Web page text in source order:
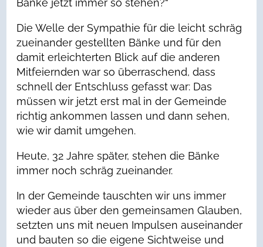
Bänke jetzt immer so stehen?“
Die Welle der Sympathie für die leicht schräg
zueinander gestellten Bänke und für den
damit erleichterten Blick auf die anderen
Mitfeiernden war so überraschend, dass
schnell der Entschluss gefasst war: Das
müssen wir jetzt erst mal in der Gemeinde
richtig ankommen lassen und dann sehen,
wie wir damit umgehen.
Heute, 32 Jahre später, stehen die Bänke
immer noch schräg zueinander.
In der Gemeinde tauschten wir uns immer
wieder aus über den gemeinsamen Glauben,
setzten uns mit neuen Impulsen auseinander
und bauten so die eigene Sichtweise und